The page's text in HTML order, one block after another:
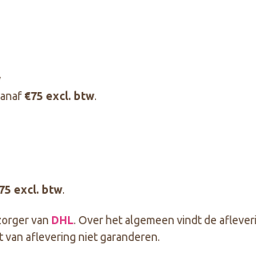
€75 excl. btw.
excl. btw.
van DHL. Over het algemeen vindt de
van aflevering niet garanderen.